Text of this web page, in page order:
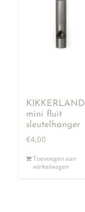
KIKKERLAND
mini fluit
sleutelhanger
€4,00
Toevoegen aan
winkelwagen